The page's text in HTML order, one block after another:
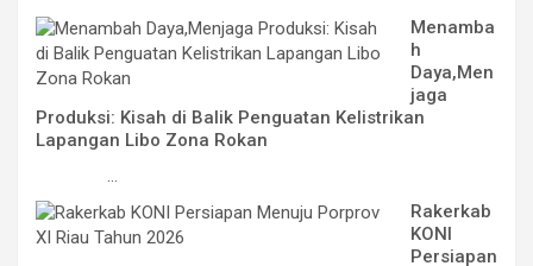
Menamba
h
Daya,Men
jaga
Produksi: Kisah di Balik Penguatan Kelistrikan
Lapangan Libo Zona Rokan
...
Rakerkab
KONI
Persiapan